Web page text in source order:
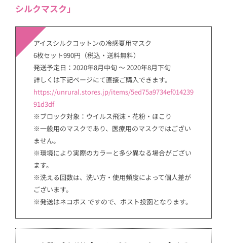
シルクマスク」
アイスシルクコットンの冷感夏用マスク
6枚セット990円（税込・送料無料）
発送予定日：2020年8月中旬 〜 2020年8月下旬
詳しくは下記ページにて直接ご購入できます。
https://unrural.stores.jp/items/5ed75a9734ef014239
91d3df
※ブロック対象：ウイルス飛沫・花粉・ほこり
※一般用のマスクであり、医療用のマスクではござい
ません。
※環境により実際のカラーと多少異なる場合がござい
ます。
※洗える回数は、洗い方・使用頻度によって個人差が
ございます。
※発送はネコポス ですので、ポスト投函となります。